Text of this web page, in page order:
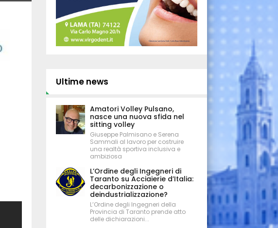
Ultime news
Amatori Volley Pulsano,
nasce una nuova sfida nel
sitting volley
Giuseppe Palmisano e Serena
Sammali al lavoro per costruire
una realtà sportiva inclusiva e
ambiziosa
L’Ordine degli Ingegneri di
Taranto su Acciaierie d’Italia:
decarbonizzazione o
deindustrializzazione?
L’Ordine degli Ingegneri della
Provincia di Taranto prende atto
delle dichiarazioni...